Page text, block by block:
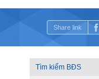
Share link
Tìm kiếm BĐS